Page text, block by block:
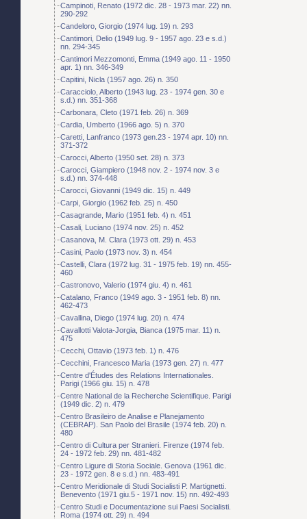
Campinoti, Renato (1972 dic. 28 - 1973 mar. 22) nn.
290-292
Candeloro, Giorgio (1974 lug. 19) n. 293
Cantimori, Delio (1949 lug. 9 - 1957 ago. 23 e s.d.)
nn. 294-345
Cantimori Mezzomonti, Emma (1949 ago. 11 - 1950
apr. 1) nn. 346-349
Capitini, Nicla (1957 ago. 26) n. 350
Caracciolo, Alberto (1943 lug. 23 - 1974 gen. 30 e
s.d.) nn. 351-368
Carbonara, Cleto (1971 feb. 26) n. 369
Cardia, Umberto (1966 ago. 5) n. 370
Caretti, Lanfranco (1973 gen.23 - 1974 apr. 10) nn.
371-372
Carocci, Alberto (1950 set. 28) n. 373
Carocci, Giampiero (1948 nov. 2 - 1974 nov. 3 e
s.d.) nn. 374-448
Carocci, Giovanni (1949 dic. 15) n. 449
Carpi, Giorgio (1962 feb. 25) n. 450
Casagrande, Mario (1951 feb. 4) n. 451
Casali, Luciano (1974 nov. 25) n. 452
Casanova, M. Clara (1973 ott. 29) n. 453
Casini, Paolo (1973 nov. 3) n. 454
Castelli, Clara (1972 lug. 31 - 1975 feb. 19) nn. 455-
460
Castronovo, Valerio (1974 giu. 4) n. 461
Catalano, Franco (1949 ago. 3 - 1951 feb. 8) nn.
462-473
Cavallina, Diego (1974 lug. 20) n. 474
Cavallotti Valota-Jorgia, Bianca (1975 mar. 11) n.
475
Cecchi, Ottavio (1973 feb. 1) n. 476
Cecchini, Francesco Maria (1973 gen. 27) n. 477
Centre d'Études des Relations Internationales.
Parigi (1966 giu. 15) n. 478
Centre National de la Recherche Scientifique. Parigi
(1949 dic. 2) n. 479
Centro Brasileiro de Analise e Planejamento
(CEBRAP). San Paolo del Brasile (1974 feb. 20) n.
480
Centro di Cultura per Stranieri. Firenze (1974 feb.
24 - 1972 feb. 29) nn. 481-482
Centro Ligure di Storia Sociale. Genova (1961 dic.
23 - 1972 gen. 8 e s.d.) nn. 483-491
Centro Meridionale di Studi Socialisti P. Martignetti.
Benevento (1971 giu.5 - 1971 nov. 15) nn. 492-493
Centro Studi e Documentazione sui Paesi Socialisti.
Roma (1974 ott. 29) n. 494